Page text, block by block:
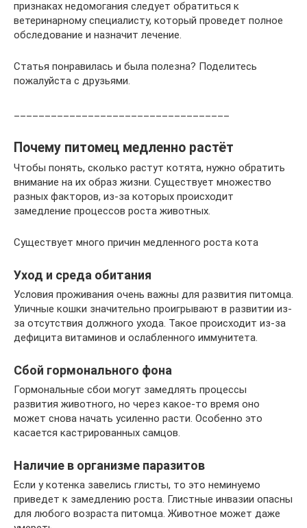
признаках недомогания следует обратиться к
ветеринарному специалисту, который проведет полное
обследование и назначит лечение.
Статья понравилась и была полезна? Поделитесь
пожалуйста с друзьями.
Почему питомец медленно растёт
Чтобы понять, сколько растут котята, нужно обратить
внимание на их образ жизни. Существует множество
разных факторов, из-за которых происходит
замедление процессов роста животных.
Существует много причин медленного роста кота
Уход и среда обитания
Условия проживания очень важны для развития питомца.
Уличные кошки значительно проигрывают в развитии из-
за отсутствия должного ухода. Такое происходит из-за
дефицита витаминов и ослабленного иммунитета.
Сбой гормонального фона
Гормональные сбои могут замедлять процессы
развития животного, но через какое-то время оно
может снова начать усиленно расти. Особенно это
касается кастрированных самцов.
Наличие в организме паразитов
Если у котенка завелись глисты, то это неминуемо
приведет к замедлению роста. Глистные инвазии опасны
для любого возраста питомца. Животное может даже